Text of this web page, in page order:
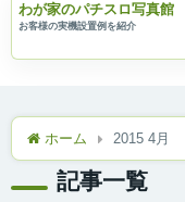
わが家のパチスロ写真館
ホーム 2015 4月
記事一覧